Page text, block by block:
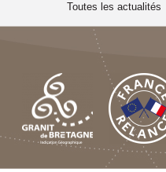
Toutes les actualités